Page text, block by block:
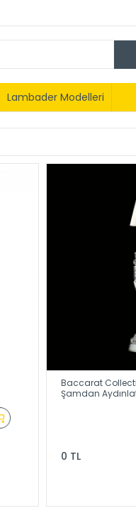
Lambader Modelleri
Baccarat
Şamdan
0 TL